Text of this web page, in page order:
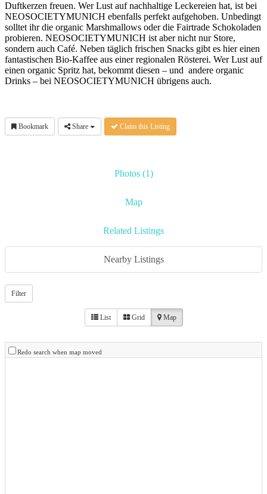
Duftkerzen freuen. Wer Lust auf nachhaltige Leckereien hat, ist bei
NEOSOCIETYMUNICH ebenfalls perfekt aufgehoben. Unbedingt
solltet ihr die organic Marshmallows oder die Fairtrade Schokoladen
probieren. NEOSOCIETYMUNICH ist aber nicht nur Store,
sondern auch Café. Neben täglich frischen Snacks gibt es hier einen
fantastischen Bio-Kaffee aus einer regionalen Rösterei. Wer Lust auf
einen organic Spritz hat, bekommt diesen – und andere organic
Drinks – bei NEOSOCIETYMUNICH übrigens auch.
Bookmark Share Claim this Listing
Photos (1)
Map
Related Listings
Nearby Listings
Filter
List Grid Map
Redo search when map moved